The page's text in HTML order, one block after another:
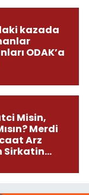
kazada
ODAK’a
Misin,
Merdi
Arz
Sirkatin